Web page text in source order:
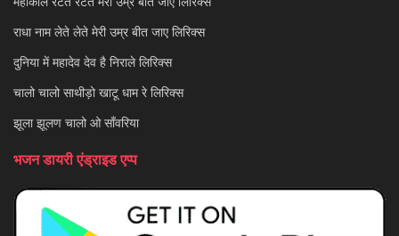
राधा नाम लेते लेते मेरी उम्र बीत जाए लिरिक्स
दुनिया में महादेव देव है निराले लिरिक्स
चालो चालो साथीड़ो खाटू धाम रे लिरिक्स
झूला झूलण चालो ओ साँवरिया
भजन डायरी एंड्राइड एप्प